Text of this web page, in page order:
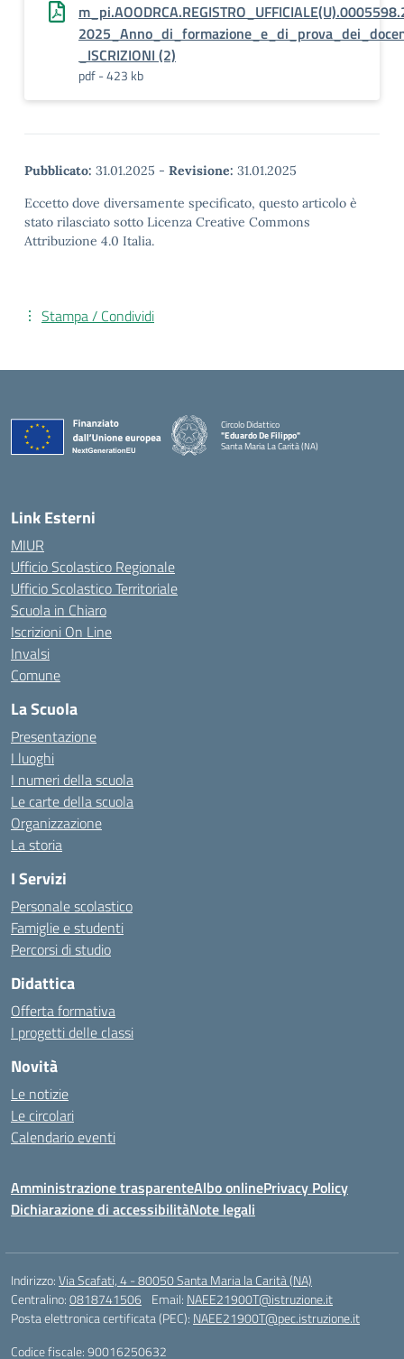
_ISCRIZIONI (2)
pdf - 423 kb
Pubblicato: 31.01.2025 - Revisione: 31.01.2025
Eccetto dove diversamente specificato, questo articolo è
stato rilasciato sotto Licenza Creative Commons
Attribuzione 4.0 Italia.
Stampa / Condividi
Circolo Didattico
"Eduardo De Filippo"
Santa Maria La Carità (NA)
Link Esterni
MIUR
Ufficio Scolastico Regionale
Ufficio Scolastico Territoriale
Scuola in Chiaro
Iscrizioni On Line
Invalsi
Comune
La Scuola
Presentazione
I luoghi
I numeri della scuola
Le carte della scuola
Organizzazione
La storia
I Servizi
Personale scolastico
Famiglie e studenti
Percorsi di studio
Didattica
Offerta formativa
I progetti delle classi
Novità
Le notizie
Le circolari
Calendario eventi
Amministrazione trasparenteAlbo onlinePrivacy Policy
Dichiarazione di accessibilitàNote legali
Indirizzo:Via Scafati, 4 - 80050 Santa Maria la Carità (NA)
Centralino:0818741506 Email: NAEE21900T@istruzione.it
Posta elettronica certificata (PEC): NAEE21900T@pec.istruzione.it
Codice fiscale: 90016250632